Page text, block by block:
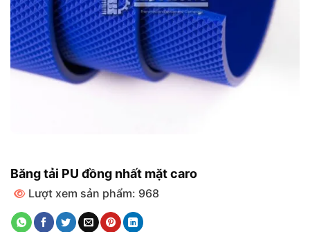
Băng tải PU đồng nhất mặt caro
Lượt xem sản phẩm: 968